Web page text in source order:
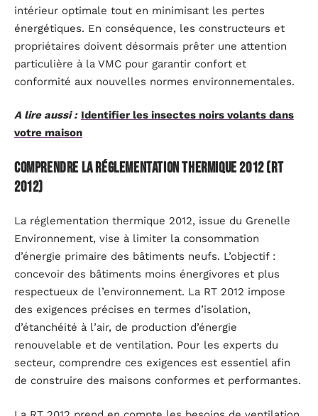
intérieur optimale tout en minimisant les pertes
énergétiques. En conséquence, les constructeurs et
propriétaires doivent désormais prêter une attention
particulière à la VMC pour garantir confort et
conformité aux nouvelles normes environnementales.
A lire aussi : Identifier les insectes noirs volants dans
votre maison
Comprendre la réglementation thermique 2012 (RT
2012)
La réglementation thermique 2012, issue du Grenelle
Environnement, vise à limiter la consommation
d’énergie primaire des bâtiments neufs. L’objectif :
concevoir des bâtiments moins énergivores et plus
respectueux de l’environnement. La RT 2012 impose
des exigences précises en termes d’isolation,
d’étanchéité à l’air, de production d’énergie
renouvelable et de ventilation. Pour les experts du
secteur, comprendre ces exigences est essentiel afin
de construire des maisons conformes et performantes.